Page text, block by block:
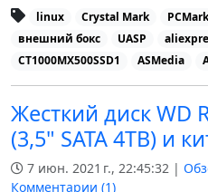
linux Crystal Mark PCMark
внешний бокс
UASP
CT1000MX500SSD1
ASMedia
Жесткий диск WD
(3,5" SATA 4TB) и
7 июн. 2021 г., 22:45:32 |
Комментарии (1)